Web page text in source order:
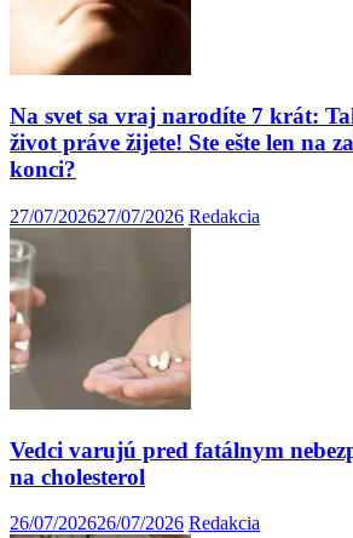
Na svet sa vraj narodíte 7 krát:
život práve žijete! Ste ešte len na
konci?
27/07/202627/07/2026 Redakcia
Vedci varujú pred fatálnym
na cholesterol
26/07/202626/07/2026 Redakcia